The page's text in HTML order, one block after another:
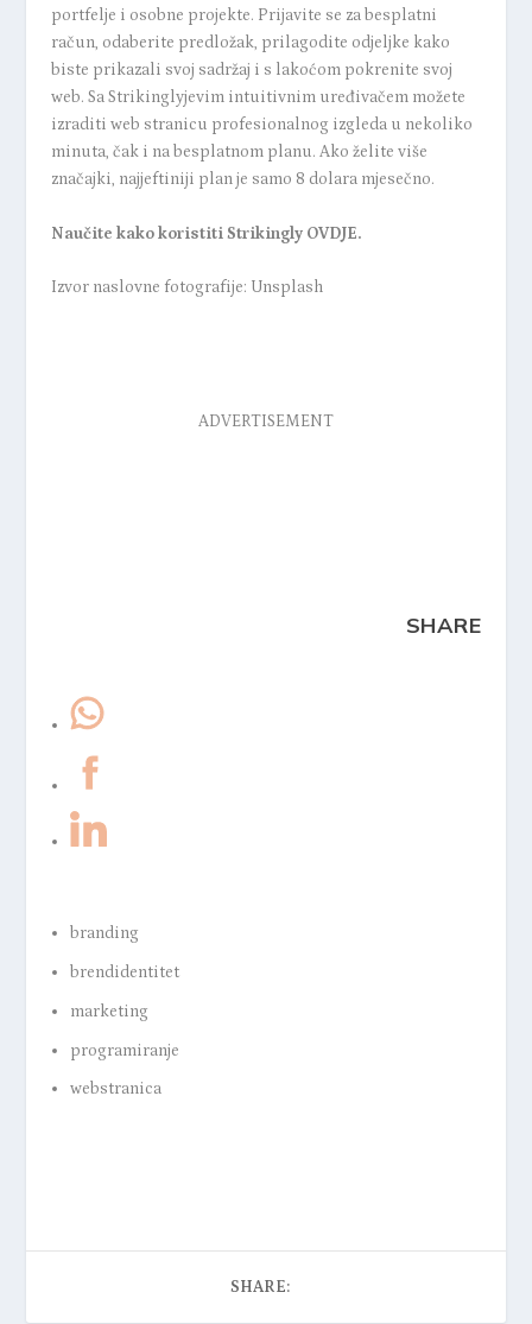
portfelje i osobne projekte. Prijavite se za besplatni
račun, odaberite predložak, prilagodite odjeljke kako
biste prikazali svoj sadržaj i s lakoćom pokrenite svoj
web. Sa Strikinglyjevim intuitivnim uređivačem možete
izraditi web stranicu profesionalnog izgleda u nekoliko
minuta, čak i na besplatnom planu. Ako želite više
značajki, najjeftiniji plan je samo 8 dolara mjesečno.
Naučite kako koristiti Strikingly OVDJE.
Izvor naslovne fotografije: Unsplash
ADVERTISEMENT
SHARE
branding
brendidentitet
marketing
programiranje
webstranica
SHARE: